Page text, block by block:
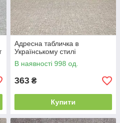
Адресна табличка в
Українському стилі
В наявності 998 од.
363 ₴
Купити